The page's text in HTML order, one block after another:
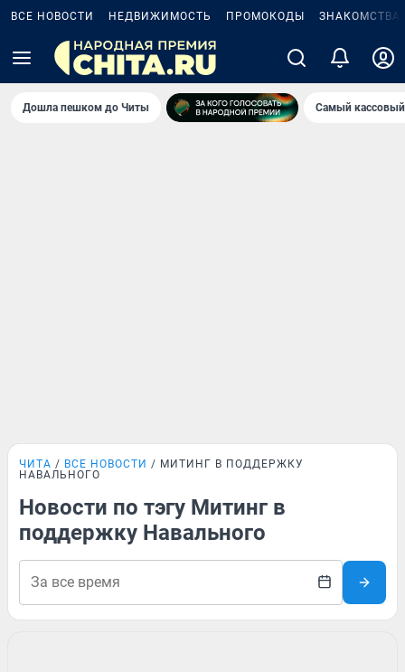
ВСЕ НОВОСТИ НЕДВИЖИМОСТЬ ПРОМОКОДЫ ЗНАКОМСТВА
Дошла пешком до Читы Самый
ЧИТА ВСЕ НОВОСТИ
МИТИНГ В ПОДДЕРЖКУ
НАВАЛЬНОГО
Новости по тэгу Митинг в
поддержку Навального